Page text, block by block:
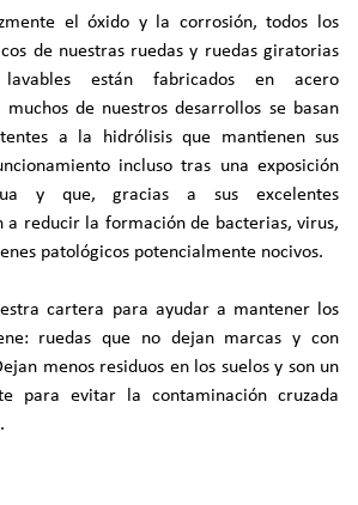
el óxido y la corrosión, todos los
de nuestras ruedas y ruedas giratorias
lavables están fabricados en acero
muchos de nuestros desarrollos se basan
a la hidrólisis que mantienen sus
incluso tras una exposición
y que, gracias a sus excelentes
a reducir la formación de bacterias, virus,
patológicos potencialmente nocivos.
cartera para ayudar a mantener los
ruedas que no dejan marcas y con
menos residuos en los suelos y son un
para evitar la contaminación cruzada